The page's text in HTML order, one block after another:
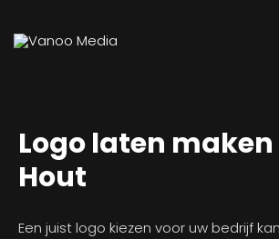
Logo laten maken
Hout
Een juist logo kiezen voor uw bedrijf